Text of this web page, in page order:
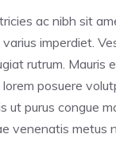
ac nibh sit
imperdiet.
rutrum.
posuere
ut purus congue
venenatis metus